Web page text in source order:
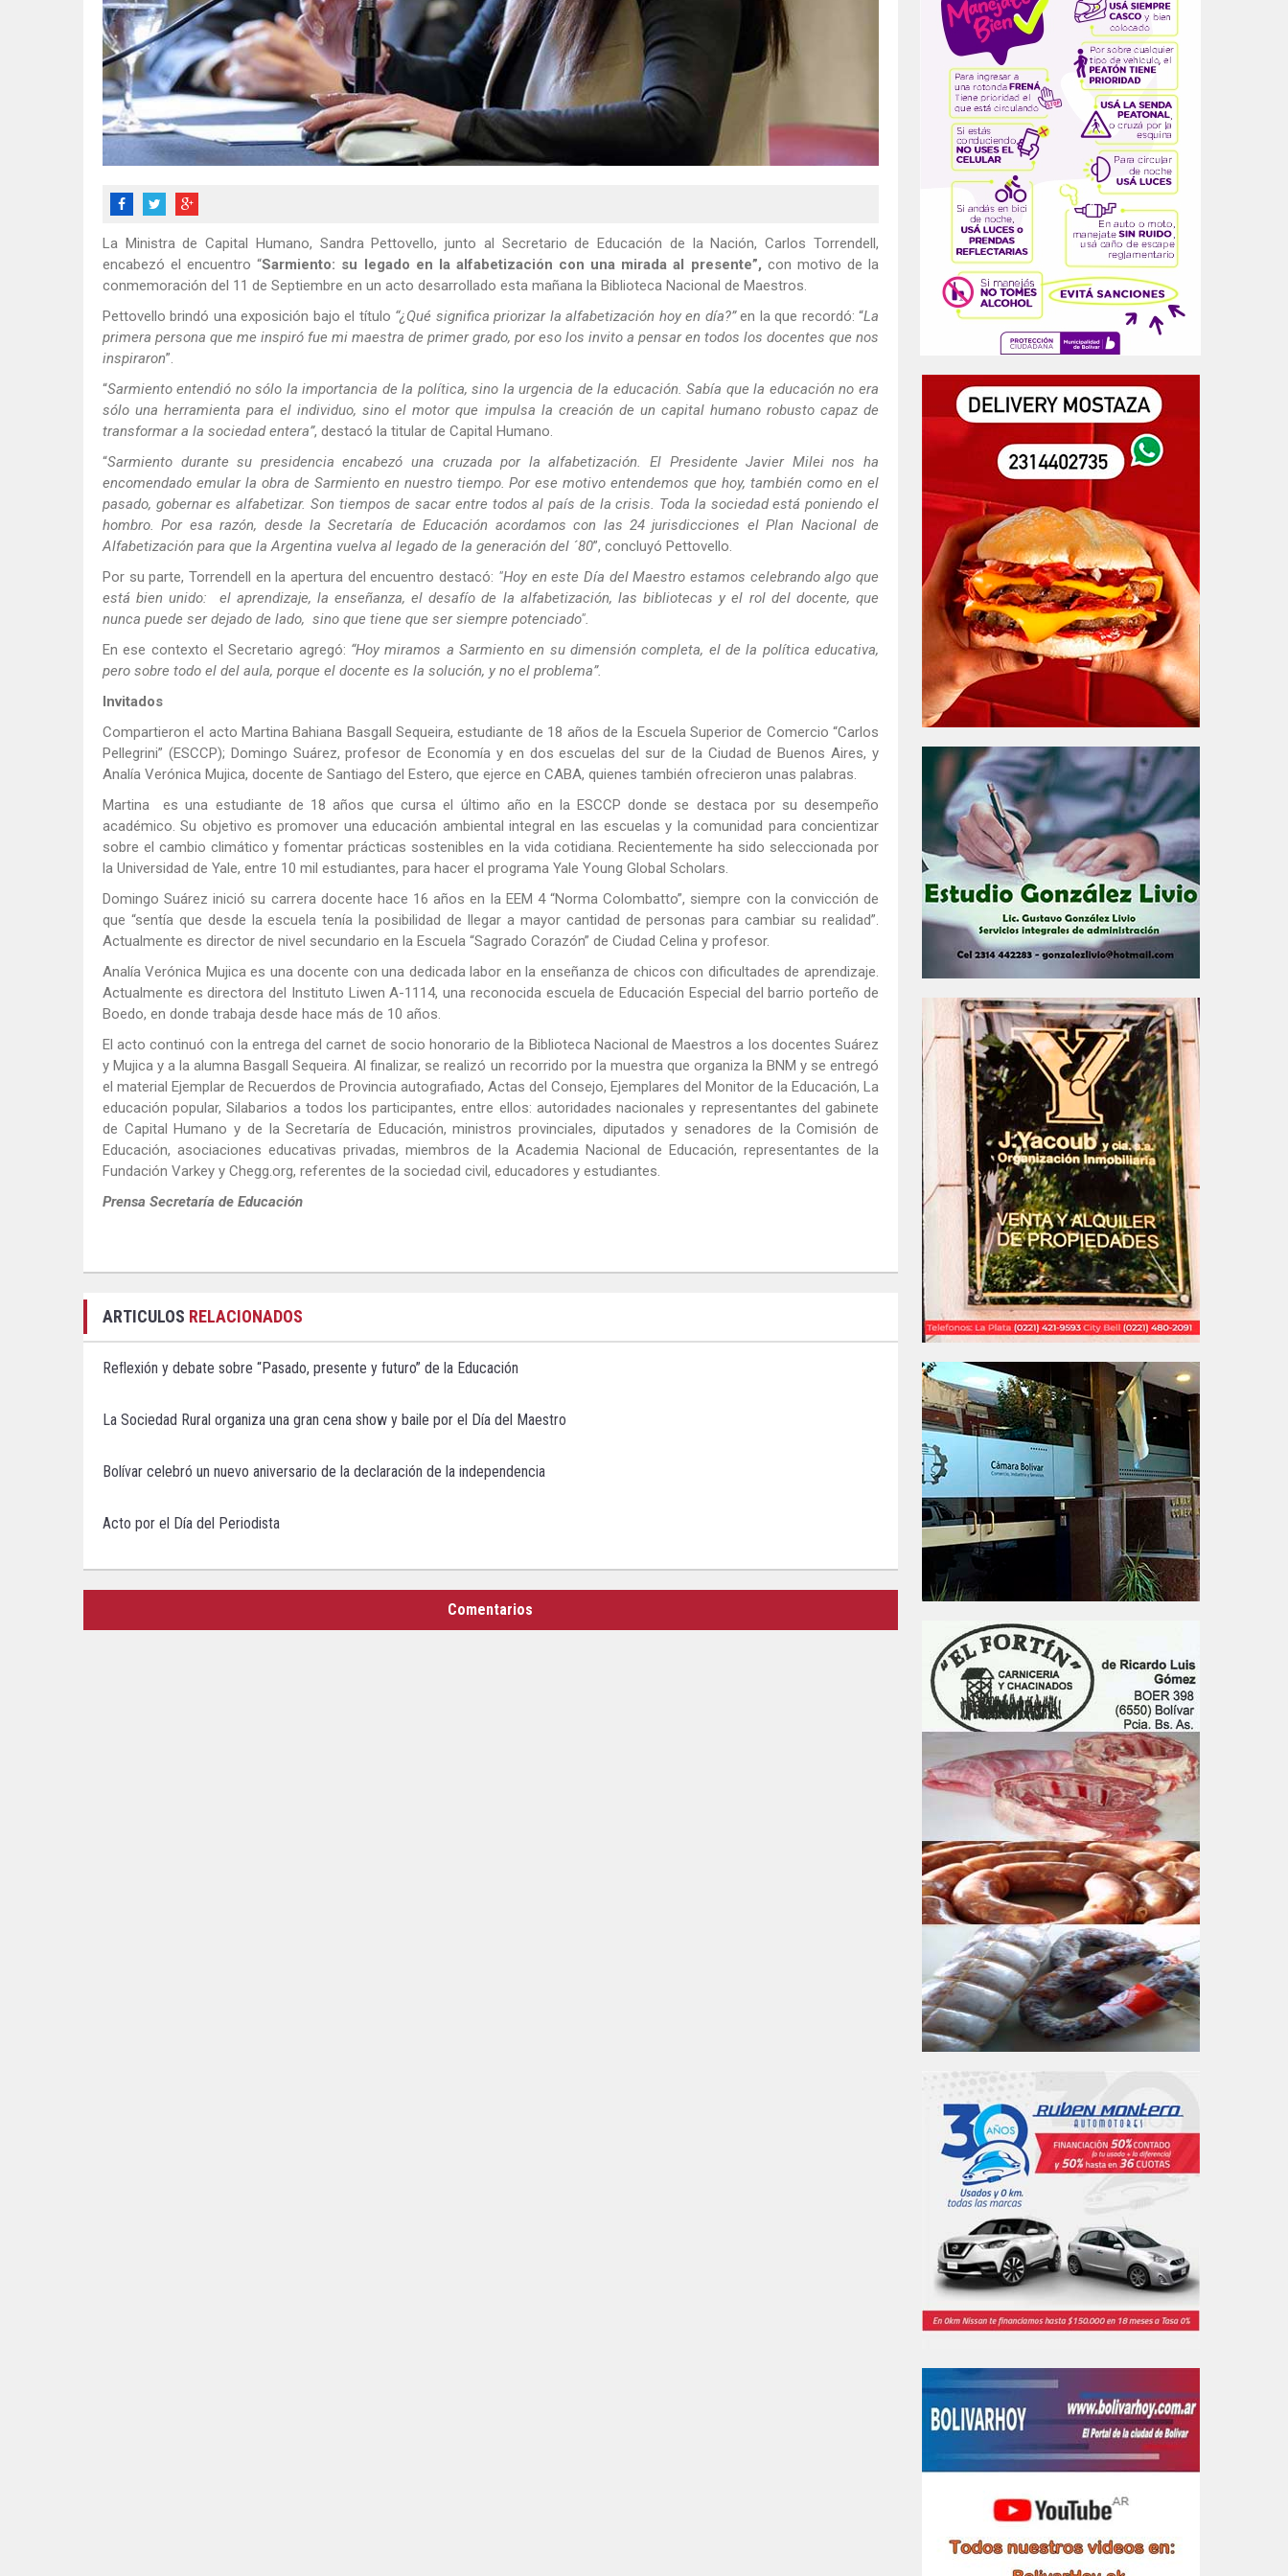
La Ministra de Capital Humano, Sandra Pettovello, junto al Secretario de Educación de la Nación, Carlos Torrendell,
encabezó el encuentro “Sarmiento: su legado en la alfabetización con una mirada al presente”, con motivo de la
conmemoración del 11 de Septiembre en un acto desarrollado esta mañana la Biblioteca Nacional de Maestros.
Pettovello brindó una exposición bajo el título “¿Qué significa priorizar la alfabetización hoy en día?”en la que recordó: “La
primera persona que me inspiró fue mi maestra de primer grado, por eso los invito a pensar en todos los docentes que nos
inspiraron”.
“Sarmiento entendió no sólo la importancia de la política, sino la urgencia de la educación. Sabía que la educación no era
sólo una herramienta para el individuo, sino el motor que impulsa la creación de un capital humano robusto capaz de
transformar a la sociedad entera”, destacó la titular de Capital Humano.
“Sarmiento durante su presidencia encabezó una cruzada por la alfabetización. El Presidente Javier Milei nos ha
encomendado emular la obra de Sarmiento en nuestro tiempo. Por ese motivo entendemos que hoy, también como en el
pasado, gobernar es alfabetizar. Son tiempos de sacar entre todos al país de la crisis. Toda la sociedad está poniendo el
hombro. Por esa razón, desde la Secretaría de Educación acordamos con las 24 jurisdicciones el Plan Nacional de
Alfabetización para que la Argentina vuelva al legado de la generación del ´80”, concluyó Pettovello.
Por su parte, Torrendell en la apertura del encuentro destacó: "Hoy en este Día del Maestro estamos celebrando algo que
está bien unido: el aprendizaje, la enseñanza, el desafío de la alfabetización, las bibliotecas y el rol del docente, que
nunca puede ser dejado de lado, sino que tiene que ser siempre potenciado".
En ese contexto el Secretario agregó: “Hoy miramos a Sarmiento en su dimensión completa, el de la política educativa,
pero sobre todo el del aula, porque el docente es la solución, y no el problema”.
Invitados
Compartieron el acto Martina Bahiana Basgall Sequeira, estudiante de 18 años de la Escuela Superior de Comercio “Carlos
Pellegrini” (ESCCP); Domingo Suárez, profesor de Economía y en dos escuelas del sur de la Ciudad de Buenos Aires, y
Analía Verónica Mujica, docente de Santiago del Estero, que ejerce en CABA, quienes también ofrecieron unas palabras.
Martina es una estudiante de 18 años que cursa el último año en la ESCCP donde se destaca por su desempeño
académico. Su objetivo es promover una educación ambiental integral en las escuelas y la comunidad para concientizar
sobre el cambio climático y fomentar prácticas sostenibles en la vida cotidiana. Recientemente ha sido seleccionada por
la Universidad de Yale, entre 10 mil estudiantes, para hacer el programa Yale Young Global Scholars.
Domingo Suárez inició su carrera docente hace 16 años en la EEM 4 “Norma Colombatto”, siempre con la convicción de
que “sentía que desde la escuela tenía la posibilidad de llegar a mayor cantidad de personas para cambiar su realidad”.
Actualmente es director de nivel secundario en la Escuela “Sagrado Corazón” de Ciudad Celina y profesor.
Analía Verónica Mujica es una docente con una dedicada labor en la enseñanza de chicos con dificultades de aprendizaje.
Actualmente es directora del Instituto Liwen A-1114, una reconocida escuela de Educación Especial del barrio porteño de
Boedo, en donde trabaja desde hace más de 10 años.
El acto continuó con la entrega del carnet de socio honorario de la Biblioteca Nacional de Maestros a los docentes Suárez
y Mujica y a la alumna Basgall Sequeira. Al finalizar, se realizó un recorrido por la muestra que organiza la BNM y se entregó
el material Ejemplar de Recuerdos de Provincia autografiado, Actas del Consejo, Ejemplares del Monitor de la Educación, La
educación popular, Silabarios a todos los participantes, entre ellos: autoridades nacionales y representantes del gabinete
de Capital Humano y de la Secretaría de Educación, ministros provinciales, diputados y senadores de la Comisión de
Educación, asociaciones educativas privadas, miembros de la Academia Nacional de Educación, representantes de la
Fundación Varkey y Chegg.org, referentes de la sociedad civil, educadores y estudiantes.
Prensa Secretaría de Educación
ARTICULOS RELACIONADOS
Reflexión y debate sobre “Pasado, presente y futuro” de la Educación
La Sociedad Rural organiza una gran cena show y baile por el Día del Maestro
Bolívar celebró un nuevo aniversario de la declaración de la independencia
Acto por el Día del Periodista
Comentarios